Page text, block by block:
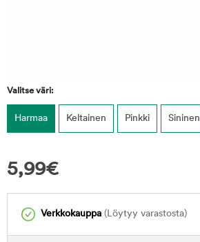
Valitse väri:
Harmaa Keltainen Pinkki Sininen
5,99€
Verkkokauppa (Löytyy varastosta)